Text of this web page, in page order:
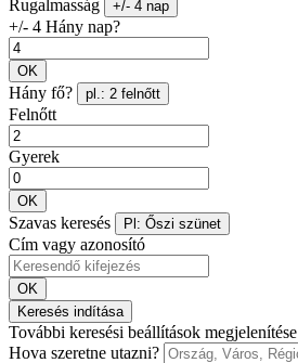
Rugalmasság +/- 4 nap
+/- 4 Hány nap?
OK
Hány fő? pl.: 2 felnőtt
Felnőtt
Gyerek
OK
Szavas keresés Pl: Őszi szünet
Cím vagy azonosító
OK
Keresés indítása
További keresési beállítások megjelenítése
Hova szeretne utazni?